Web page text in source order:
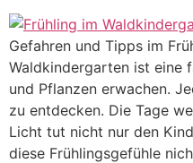
Gefahren und Tipps im
Waldkindergarten ist eine
und Pflanzen erwachen.
zu entdecken. Die Tage
Licht tut nicht nur den
diese Frühlingsgefühle